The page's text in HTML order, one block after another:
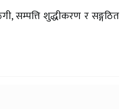
सम्पत्ति शुद्धीकरण र सङ्गठित